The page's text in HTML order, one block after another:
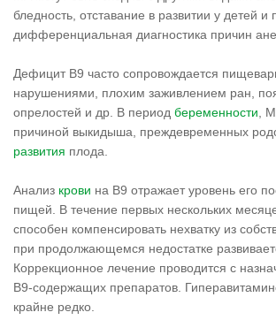
бледность, отставание в развитии у детей
дифференциальная диагностика причин
Дефицит В9 часто сопровождается
нарушениями, плохим заживлением ран,
опрелостей и др. В период беременности ,
причиной выкидыша, преждевременных
развития плода.
Анализ крови на В9 отражает уровень его
пищей. В течение первых нескольких
способен компенсировать нехватку из
при продолжающемся недостатке
Коррекционное лечение проводится с
В9-содержащих препаратов.
крайне редко.